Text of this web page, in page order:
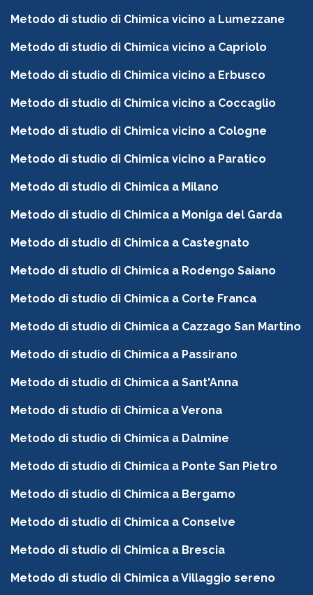
Metodo di studio di Chimica vicino a Lumezzane
Metodo di studio di Chimica vicino a Capriolo
Metodo di studio di Chimica vicino a Erbusco
Metodo di studio di Chimica vicino a Coccaglio
Metodo di studio di Chimica vicino a Cologne
Metodo di studio di Chimica vicino a Paratico
Metodo di studio di Chimica a Milano
Metodo di studio di Chimica a Moniga del Garda
Metodo di studio di Chimica a Castegnato
Metodo di studio di Chimica a Rodengo Saiano
Metodo di studio di Chimica a Corte Franca
Metodo di studio di Chimica a Cazzago San Martino
Metodo di studio di Chimica a Passirano
Metodo di studio di Chimica a Sant'Anna
Metodo di studio di Chimica a Verona
Metodo di studio di Chimica a Dalmine
Metodo di studio di Chimica a Ponte San Pietro
Metodo di studio di Chimica a Bergamo
Metodo di studio di Chimica a Conselve
Metodo di studio di Chimica a Brescia
Metodo di studio di Chimica a Villaggio sereno